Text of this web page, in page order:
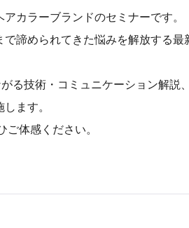
カラーブランドのセミナーです。
諦められてきた悩みを解放する最
る技術・コミュニケーション解説、
ます。
体感ください。